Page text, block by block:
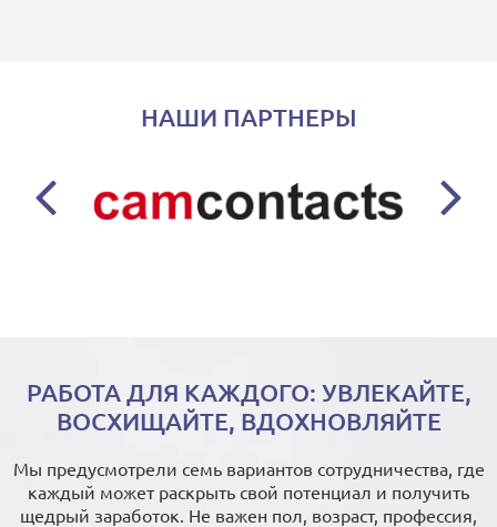
НАШИ ПАРТНЕРЫ
РАБОТА ДЛЯ КАЖДОГО: УВЛЕКАЙТЕ,
ВОСХИЩАЙТЕ, ВДОХНОВЛЯЙТЕ
Мы предусмотрели семь вариантов сотрудничества, где
каждый может раскрыть свой потенциал и получить
щедрый заработок. Не важен пол, возраст, профессия,